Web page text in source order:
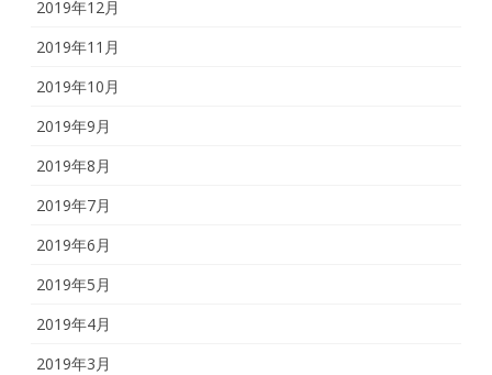
2019年12月
2019年11月
2019年10月
2019年9月
2019年8月
2019年7月
2019年6月
2019年5月
2019年4月
2019年3月